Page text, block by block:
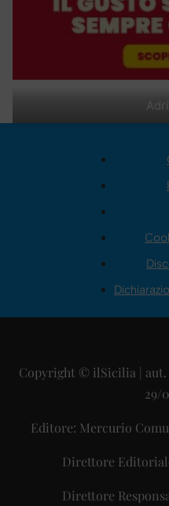
Copyright © ilSicilia | aut.
29/
Editore: Mercurio
Direttore
Direttore